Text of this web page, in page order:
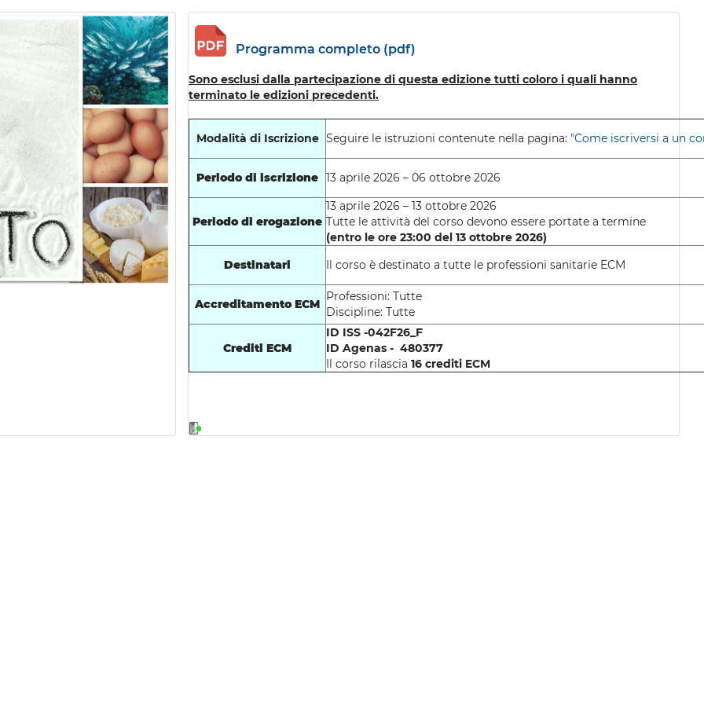
Programma completo (pdf)
Sono esclusi dalla partecipazione di questa edizione tutti coloro i quali hanno
terminato le edizioni precedenti.
Modalità di Iscrizione Seguire le istruzioni contenute nella pagina: "Come iscriversi a un
Periodo di iscrizione 13 aprile 2026 – 06 ottobre 2026
Periodo di erogazione
13 aprile 2026 – 13 ottobre 2026
Tutte le attività del corso devono essere portate a termine
(entro le ore 23:00 del 13 ottobre 2026)
Destinatari
Il corso è destinato a tutte le professioni sanitarie ECM
Accreditamento ECM
Professioni: Tutte
Discipline: Tutte
Crediti ECM
ID ISS -042F26_F
ID Agenas - 480377
Il corso rilascia 16 crediti ECM